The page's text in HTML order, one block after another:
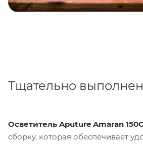
Тщательно
Осветитель Aputure Amaran
сборку, которая обеспечивает